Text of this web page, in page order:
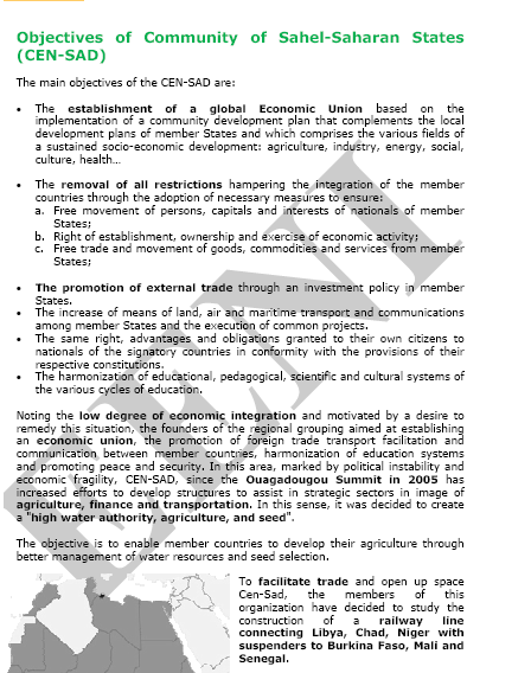
Perdagangan luar negeri dan
melakukan bisnis di Chad
Agama di Chad:Islam.
Perekonomian Republik Chad
negara Sahel- Sahara Land-terkunci
Pelabuhan terdekat: Pelabuhan Douala
(Kamerun) (1060 km), Pelabuhan Pointe Noire
(Kongo)
2 proyek telekomunikasi: serat optik dari Teluk
Guinea dan denganNigeriadan Sudan
Perjanjian perdamaian dengan Sudan
Investasi penting di sektor minyak. Esso Chad:
telah menginvestasikan 8 miliar dolar dalam
eksplorasi Doba
Presiden: Déby, upaya yang signifikan untuk